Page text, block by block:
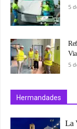
5
5
Hermandades
La